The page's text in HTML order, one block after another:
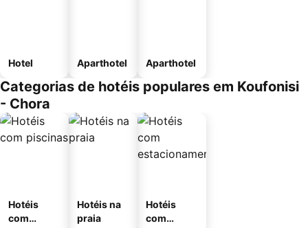
Hotel Aparthotel Aparthotel
Categorias de hotéis populares em Koufonisi
- Chora
Hotéis
com
Hotéis na
praia
Hotéis
com